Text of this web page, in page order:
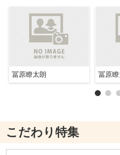
冨原瞭太朗 冨原
こだわり特集